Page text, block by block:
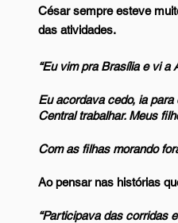
César sempre esteve
das atividades.
“Eu vim pra Brasília e vi
Eu acordava cedo, ia
Central trabalhar. Meus
Com as filhas morando
Ao pensar nas histórias
“Participava das corridas